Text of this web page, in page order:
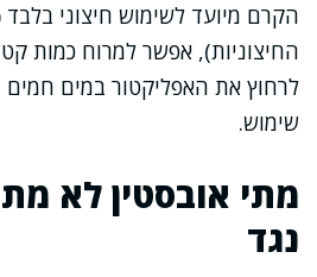
הקרם מיועד לשימוש חיצוני
החיצוניות), אפשר למרוח כמות
לרחוץ את האפליקטור במים חמים
שימוש.
מתי אובסטין לא
נגד